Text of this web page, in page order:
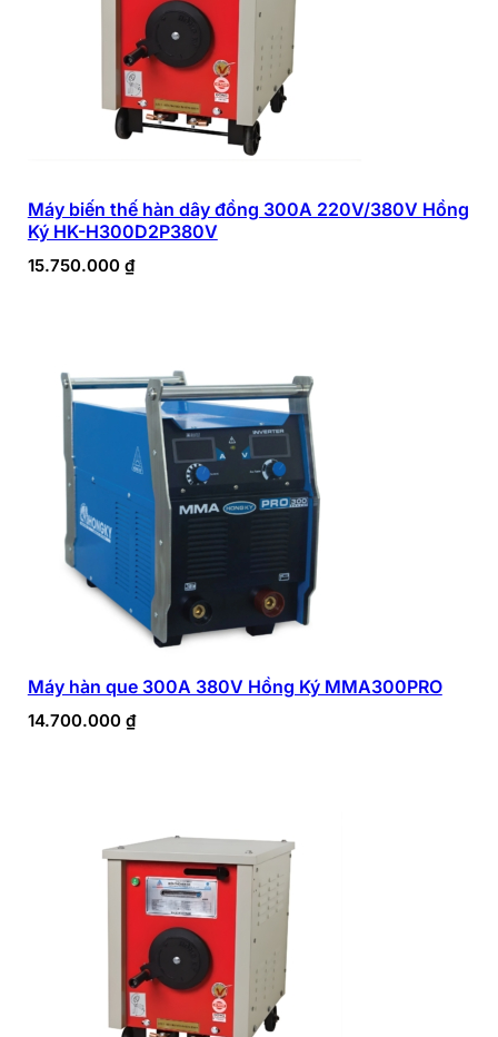
Máy biến thế hàn dây đồng 300A 220V/380V Hồng
Ký HK-H300D2P380V
15.750.000 ₫
Máy hàn que 300A 380V Hồng Ký MMA300PRO
14.700.000 ₫